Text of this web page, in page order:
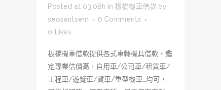
Posted at 03:08h in 板橋機車借款 by
seosantsem
0 Comments
0 Likes
板橋機車借款提供各式車輛機具借款，鑑
定專業估價高，自用車/公司車/租賃車/
工程車/遊覽車/貨車/重型機車…均可，